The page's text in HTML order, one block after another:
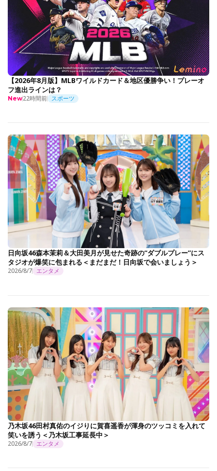
【2026年8月版】MLBワイルドカード＆地区優勝争い！プレーオ
フ進出ラインは？
New22時間前 スポーツ
日向坂46森本茉莉＆大田美月が見せた奇跡の“ダブルプレー”にス
タジオが爆笑に包まれる＜まだまだ！日向坂で会いましょう＞
2026/8/7 エンタメ
乃木坂46田村真佑のイジりに賀喜遥香が渾身のツッコミを入れて
笑いを誘う＜乃木坂工事延長中＞
2026/8/7 エンタメ